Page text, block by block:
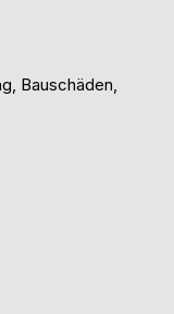
Bauschäden,